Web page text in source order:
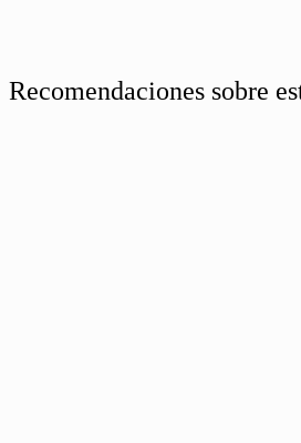
Recomendaciones sobre